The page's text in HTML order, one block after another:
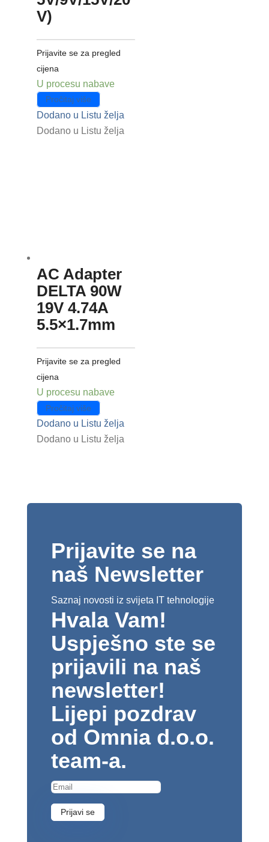
V)
Prijavite se za pregled
cijena
U procesu nabave
Pročitaj više
Dodano u Listu želja
Dodano u Listu želja
AC Adapter
DELTA 90W
19V 4.74A
5.5×1.7mm
Prijavite se za pregled
cijena
U procesu nabave
Pročitaj više
Dodano u Listu želja
Dodano u Listu želja
Prijavite se na
naš Newsletter
Saznaj novosti iz svijeta IT tehnologije
Hvala Vam!
Uspješno ste se
prijavili na naš
newsletter!
Lijepi pozdrav
od Omnia d.o.o.
team-a.
Prijavi se